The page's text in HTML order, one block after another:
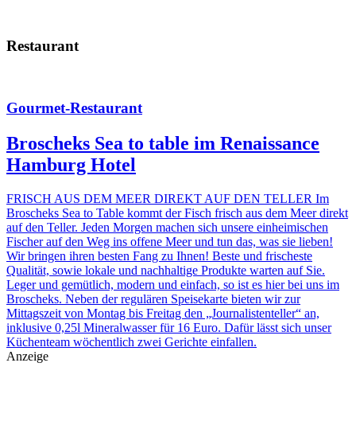
Restaurant
Gourmet-Restaurant
Broscheks Sea to table im Renaissance
Hamburg Hotel
FRISCH AUS DEM MEER DIREKT AUF DEN TELLER Im
Broscheks Sea to Table kommt der Fisch frisch aus dem Meer direkt
auf den Teller. Jeden Morgen machen sich unsere einheimischen
Fischer auf den Weg ins offene Meer und tun das, was sie lieben!
Wir bringen ihren besten Fang zu Ihnen! Beste und frischeste
Qualität, sowie lokale und nachhaltige Produkte warten auf Sie.
Leger und gemütlich, modern und einfach, so ist es hier bei uns im
Broscheks. Neben der regulären Speisekarte bieten wir zur
Mittagszeit von Montag bis Freitag den „Journalistenteller“ an,
inklusive 0,25l Mineralwasser für 16 Euro. Dafür lässt sich unser
Küchenteam wöchentlich zwei Gerichte einfallen.
Anzeige